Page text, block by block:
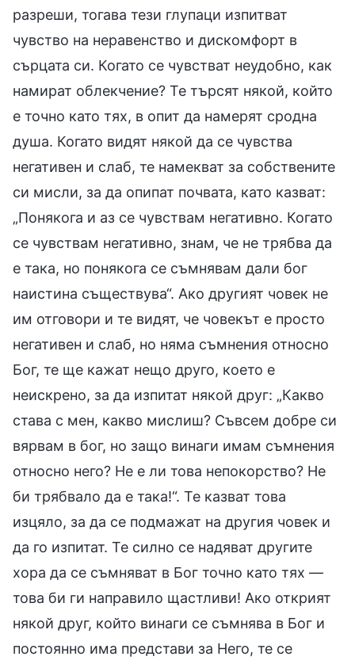
разреши, тогава тези глупаци изпитват
чувство на неравенство и дискомфорт в
сърцата си. Когато се чувстват неудобно, как
намират облекчение? Те търсят някой, който
е точно като тях, в опит да намерят сродна
душа. Когато видят някой да се чувства
негативен и слаб, те намекват за собствените
си мисли, за да опипат почвата, като казват:
„Понякога и аз се чувствам негативно. Когато
се чувствам негативно, знам, че не трябва да
е така, но понякога се съмнявам дали бог
наистина съществува“. Ако другият човек не
им отговори и те видят, че човекът е просто
негативен и слаб, но няма съмнения относно
Бог, те ще кажат нещо друго, което е
неискрено, за да изпитат някой друг: „Какво
става с мен, какво мислиш? Съвсем добре си
вярвам в бог, но защо винаги имам съмнения
относно него? Не е ли това непокорство? Не
би трябвало да е така!“. Те казват това
изцяло, за да се подмажат на другия човек и
да го изпитат. Те силно се надяват другите
хора да се съмняват в Бог точно като тях —
това би ги направило щастливи! Ако открият
някой друг, който винаги се съмнява в Бог и
постоянно има представи за Него, те се